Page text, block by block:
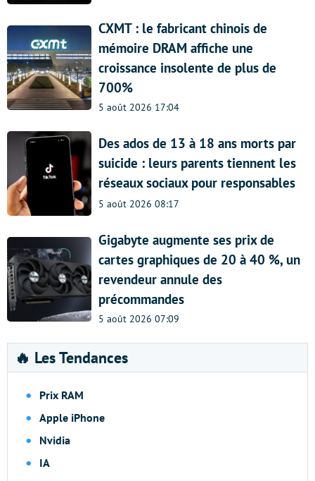
CXMT : le fabricant chinois de
mémoire DRAM affiche une
croissance insolente de plus de
700%
5 août 2026 17:04
Des ados de 13 à 18 ans morts par
suicide : leurs parents tiennent les
réseaux sociaux pour responsables
5 août 2026 08:17
Gigabyte augmente ses prix de
cartes graphiques de 20 à 40 %, un
revendeur annule des
précommandes
5 août 2026 07:09
🔥 Les Tendances
Prix RAM
Apple iPhone
Nvidia
IA